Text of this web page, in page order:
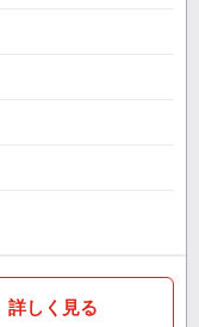
詳しく見る